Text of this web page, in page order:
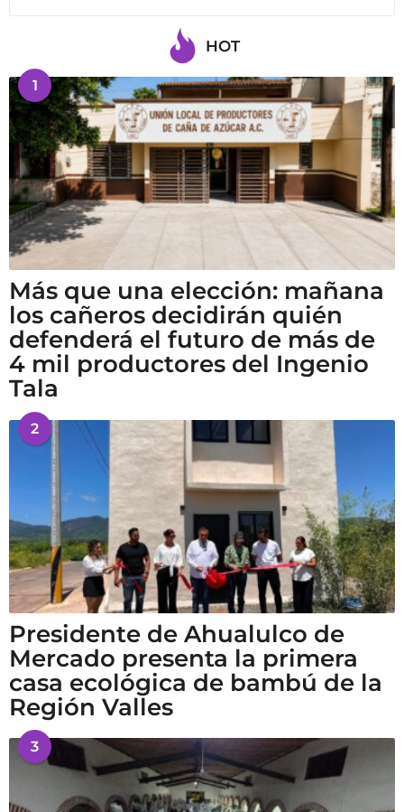
HOT
1
Más que una elección: mañana
los cañeros decidirán quién
defenderá el futuro de más de
4 mil productores del Ingenio
Tala
2
Presidente de Ahualulco de
Mercado presenta la primera
casa ecológica de bambú de la
Región Valles
3